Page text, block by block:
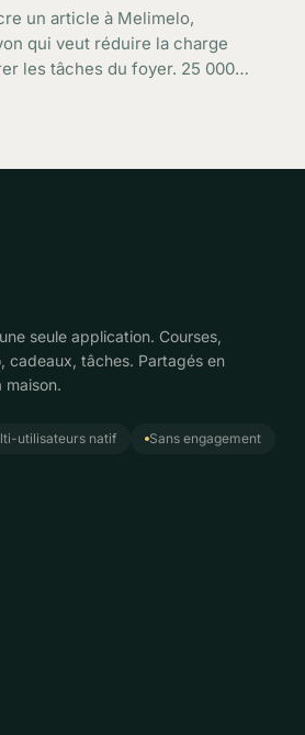
un article à Melimelo,
qui veut réduire la charge
les tâches du foyer. 25 000
seule application. Courses,
cadeaux, tâches. Partagés en
maison.
utilisateurs natif
Sans engagement